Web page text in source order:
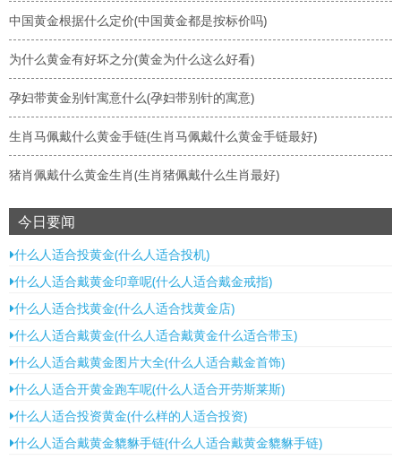
中国黄金根据什么定价(中国黄金都是按标价吗)
为什么黄金有好坏之分(黄金为什么这么好看)
孕妇带黄金别针寓意什么(孕妇带别针的寓意)
生肖马佩戴什么黄金手链(生肖马佩戴什么黄金手链最好)
猪肖佩戴什么黄金生肖(生肖猪佩戴什么生肖最好)
今日要闻
什么人适合投黄金(什么人适合投机)
什么人适合戴黄金印章呢(什么人适合戴金戒指)
什么人适合找黄金(什么人适合找黄金店)
什么人适合戴黄金(什么人适合戴黄金什么适合带玉)
什么人适合戴黄金图片大全(什么人适合戴金首饰)
什么人适合开黄金跑车呢(什么人适合开劳斯莱斯)
什么人适合投资黄金(什么样的人适合投资)
什么人适合戴黄金貔貅手链(什么人适合戴黄金貔貅手链)